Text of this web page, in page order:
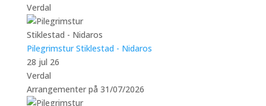
Verdal
Pilegrimstur Stiklestad - Nidaros
28 jul 26
Verdal
Arrangementer på 31/07/2026